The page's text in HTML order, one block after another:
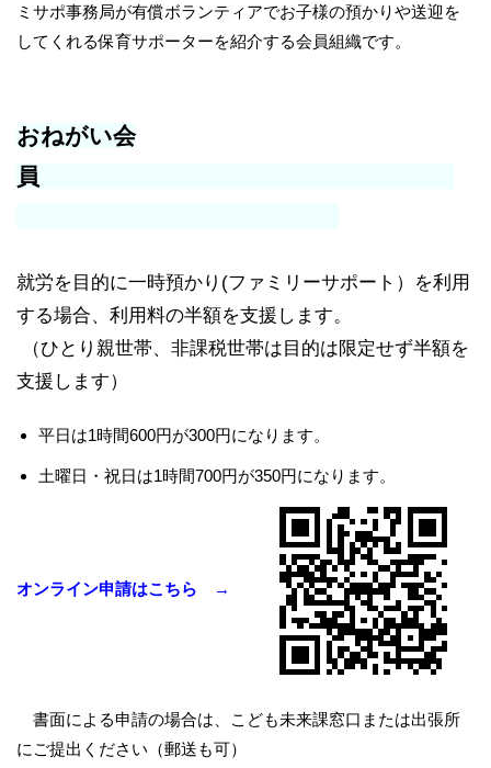
ミサポ事務局が有償ボランティアでお子様の預かりや送迎を
してくれる保育サポーターを紹介する会員組織です。
おねがい会
員
就労を目的に一時預かり(ファミリーサポート）を利用
する場合、利用料の半額を支援します。
（ひとり親世帯、非課税世帯は目的は限定せず半額を
支援します）
平日は1時間600円が300円になります。
土曜日・祝日は1時間700円が350円になります。
オンライン申請はこちら →
書面による申請の場合は、こども未来課窓口または出張所
にご提出ください（郵送も可）